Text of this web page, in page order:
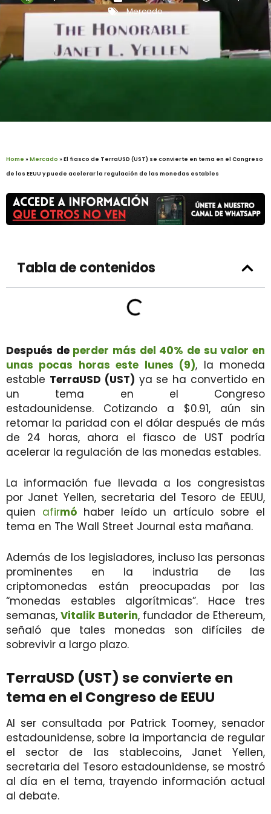
Mercado
Home »Mercado »El fiasco de TerraUSD (UST) se convierte en tema en el Congreso
de los EEUU y puede acelerar la regulación de las monedas estables
Tabla de contenidos
Después de perder más del 40% de suvalor en
unas pocas horas este lunes (9), la moneda
estable TerraUSD (UST) ya se ha convertido en
un tema en el Congreso
estadounidense. Cotizando a $0.91, aún sin
retomar la paridad con el dólar después de más
de 24 horas, ahora el fiasco de UST podría
acelerar la regulación de las monedas estables.
La información fue llevada a los congresistas
por Janet Yellen, secretaria del Tesoro de EEUU,
quien afirmóhaber leído un artículo sobre el
tema en The Wall Street Journal esta mañana.
Además de los legisladores, incluso las personas
prominentes en la industria de las
criptomonedas están preocupadas por las
“monedas estables algorítmicas”. Hace tres
semanas,Vitalik Buterin, fundador de Ethereum,
señaló que tales monedas son difíciles de
sobrevivir a largo plazo.
TerraUSD (UST) se convierte en
tema en el Congreso de EEUU
Al ser consultada por Patrick Toomey, senador
estadounidense, sobre la importancia de regular
el sector de las stablecoins, Janet Yellen,
secretaria del Tesoro estadounidense, se mostró
al día en el tema, trayendo información actual
al debate.